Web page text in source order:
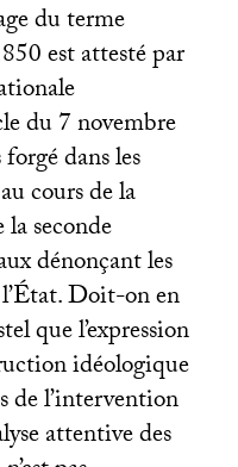
du terme
est attesté par
du 7 novembre
dans les
cours de la
seconde
dénonçant les
Doit-on en
que l’expression
idéologique
de l’intervention
attentive des